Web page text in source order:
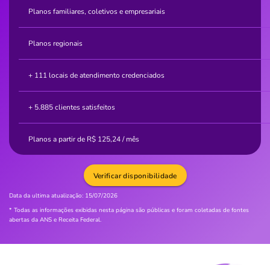
Planos familiares, coletivos e empresariais
Planos regionais
+ 111 locais de atendimento credenciados
+ 5.885 clientes satisfeitos
Planos a partir de R$ 125,24/ mês
Data da ultima atualização: 15/07/2026
* Todas as informações exibidas nesta página são públicas e foram coletadas de fontes
abertas da ANS e Receita Federal.
Verificar disponibilidade